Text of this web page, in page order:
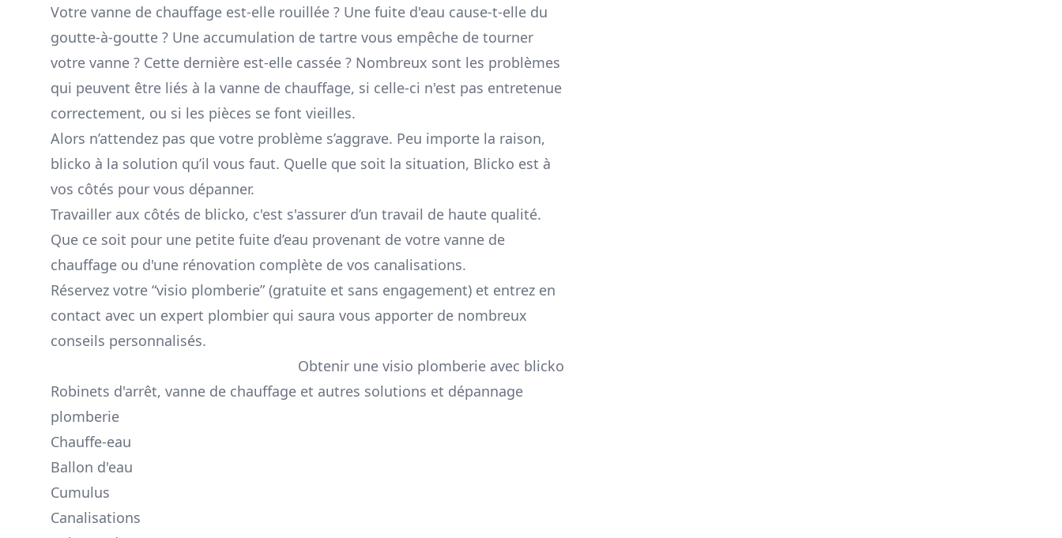
Votre vanne de chauffage est-elle rouillée ? Une fuite d'eau cause-t-elle du
goutte-à-goutte ? Une accumulation de tartre vous empêche de tourner
votre vanne ? Cette dernière est-elle cassée ? Nombreux sont les problèmes
qui peuvent être liés à la vanne de chauffage, si celle-ci n'est pas entretenue
correctement, ou si les pièces se font vieilles.
Alors n’attendez pas que votre problème s’aggrave. Peu importe la raison,
blicko à la solution qu’il vous faut. Quelle que soit la situation, Blicko est à
vos côtés pour vous dépanner.
Travailler aux côtés de blicko, c'est s'assurer d’un travail de haute qualité.
Que ce soit pour une petite fuite d’eau provenant de votre vanne de
chauffage ou d'une rénovation complète de vos canalisations.
Réservez votre “visio plomberie” (gratuite et sans engagement) et entrez en
contact avec un expert plombier qui saura vous apporter de nombreux
conseils personnalisés.
Obtenir une visio plomberie avec blicko
Robinets d'arrêt, vanne de chauffage et autres solutions et dépannage
plomberie
Chauffe-eau
Ballon d'eau
Cumulus
Canalisations